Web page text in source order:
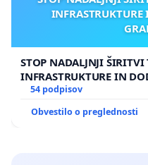
STOP NADALJNJI ŠIRITVI
INFRASTRUKTURE IN
GRADIŠČAKU
54 podpisov
Obvestilo o preglednosti